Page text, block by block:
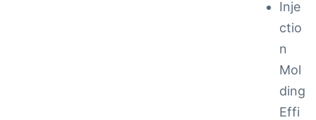
Inje
ctio
n
Mol
ding
Effi